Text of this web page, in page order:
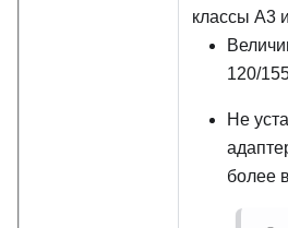
классы A3
120/
Не
более